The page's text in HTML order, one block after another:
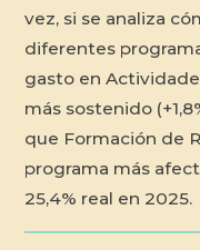
vez, si se analiza
diferentes
gasto en
más sostenido
que Formación de
programa más
25,4% real en 2025.